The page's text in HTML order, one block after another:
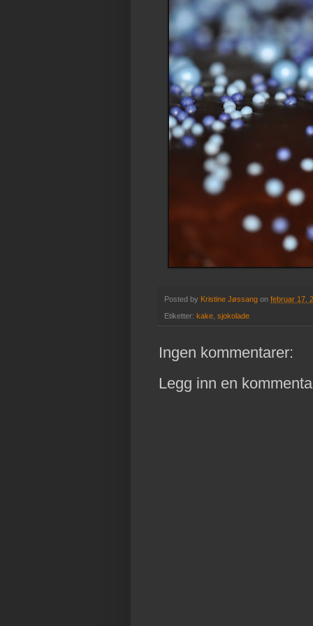
Posted by Kristine Jøssang on februar 17,
Etiketter: kake sjokolade
Ingen kommentarer:
Legg inn en